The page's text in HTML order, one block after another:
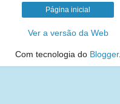
Página inicial
Ver a versão da Web
Com tecnologia do Blogger.